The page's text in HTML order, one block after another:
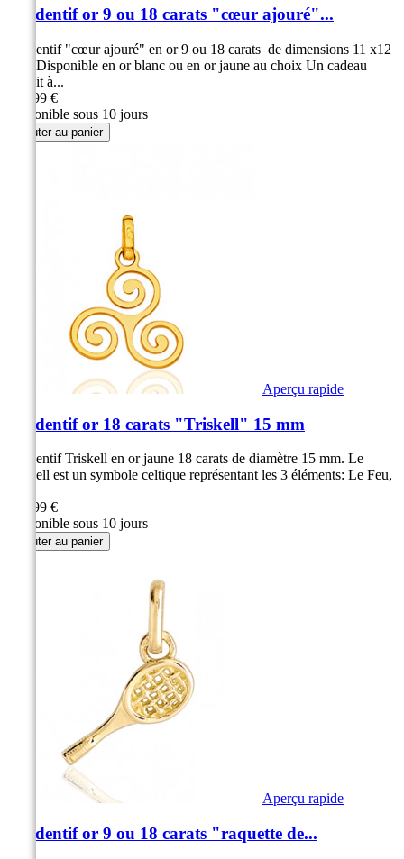
Pendentif or 9 ou 18 carats "cœur ajouré"...
Pendentif "cœur ajouré" en or 9 ou 18 carats de dimensions 11 x12
mm Disponible en or blanc ou en or jaune au choix Un cadeau
parfait à...
149,99 €
Disponible sous 10 jours
Ajouter au panier
Aperçu rapide
Pendentif or 18 carats "Triskell" 15 mm
Pendentif Triskell en or jaune 18 carats de diamètre 15 mm. Le
Triskell est un symbole celtique représentant les 3 éléments: Le Feu,
149,99 €
Disponible sous 10 jours
Ajouter au panier
Aperçu rapide
Pendentif or 9 ou 18 carats "raquette de...